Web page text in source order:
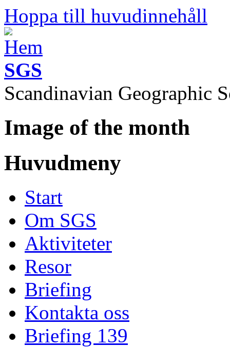
Hoppa till huvudinnehåll
SGS
Scandinavian Geographic
Image of the month
Huvudmeny
Start
Om SGS
Aktiviteter
Resor
Briefing
Kontakta oss
Briefing 139